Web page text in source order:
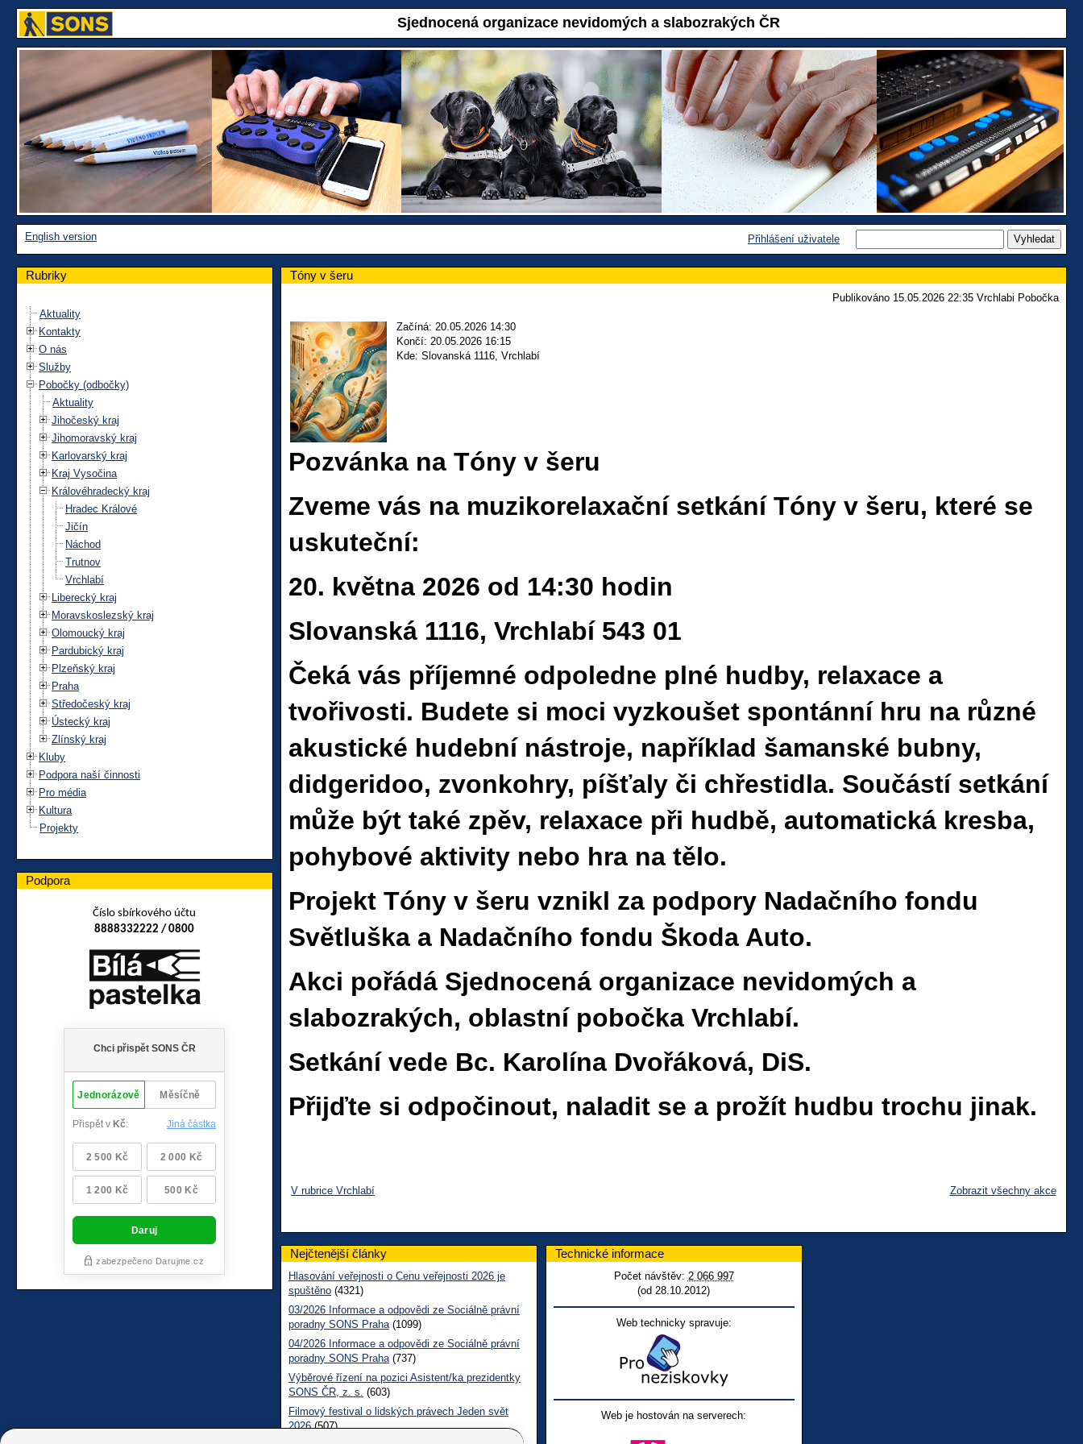
Sjednocená organizace nevidomých a slabozrakých ČR
English version Přihlášení uživatele
Rubriky
Aktuality
Kontakty
O nás
Služby
Pobočky (odbočky)
Aktuality
Jihočeský kraj
Jihomoravský kraj
Karlovarský kraj
Kraj Vysočina
Královéhradecký kraj
Hradec Králové
Jičín
Náchod
Trutnov
Vrchlabí
Liberecký kraj
Moravskoslezský kraj
Olomoucký kraj
Pardubický kraj
Plzeňský kraj
Praha
Středočeský kraj
Ústecký kraj
Zlínský kraj
Kluby
Podpora naší činnosti
Pro média
Kultura
Projekty
Tóny v šeru
Publikováno 15.05.2026 22:35 Vrchlabi Pobočka
Začíná: 20.05.2026 14:30
Končí: 20.05.2026 16:15
Kde: Slovanská 1116, Vrchlabí
Pozvánka na Tóny v šeru
Zveme vás na muzikorelaxační setkání Tóny v šeru, které se
uskuteční:
20. května 2026 od 14:30 hodin
Slovanská 1116, Vrchlabí 543 01
Čeká vás příjemné odpoledne plné hudby, relaxace a
tvořivosti. Budete si moci vyzkoušet spontánní hru na různé
akustické hudební nástroje, například šamanské bubny,
didgeridoo, zvonkohry, píšťaly či chřestidla. Součástí setkání
může být také zpěv, relaxace při hudbě, automatická kresba,
pohybové aktivity nebo hra na tělo.
Projekt Tóny v šeru vznikl za podpory Nadačního fondu
Světluška a Nadačního fondu Škoda Auto.
Akci pořádá Sjednocená organizace nevidomých a
slabozrakých, oblastní pobočka Vrchlabí.
Setkání vede Bc. Karolína Dvořáková, DiS.
Přijďte si odpočinout, naladit se a prožít hudbu trochu jinak.
V rubrice Vrchlabí Zobrazit všechny akce
Podpora
Číslo sbírkového účtu
8888332222 / 0800
Nejčtenější články
Hlasování veřejnosti o Cenu veřejnosti 2026 je
spuštěno (4321)
03/2026 Informace a odpovědi ze Sociálně právní
poradny SONS Praha (1099)
04/2026 Informace a odpovědi ze Sociálně právní
poradny SONS Praha (737)
Výběrové řízení na pozici Asistent/ka prezidentky
SONS ČR, z. s. (603)
Filmový festival o lidských právech Jeden svět
2026(507)
Technické informace
Počet návštěv: 2 066 997
(od 28.10.2012)
Web technicky spravuje:
Web je hostován na serverech: